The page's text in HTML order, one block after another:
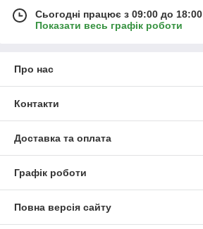
Сьогодні працює з 09:00 до 18:00
Показати весь графік роботи
Про нас
Контакти
Доставка та оплата
Графік роботи
Повна версія сайту